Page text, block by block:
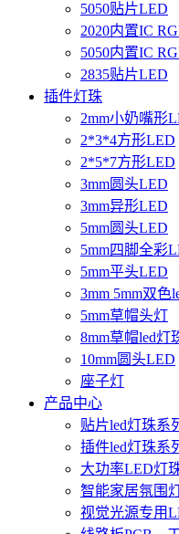
5050贴片LED
2020内置IC
5050内置IC
2835贴片LED
插件灯珠
2mm小奶嘴形
2*3*4方形LED
2*5*7方形LED
3mm圆头LED
3mm异形LED
5mm圆头LED
5mm四脚全彩
5mm平头LED
3mm 5mm双色
5mm草帽头灯
8mm草帽led灯
10mm圆头LED
座子灯
产品中心
贴片led灯珠系
插件led灯珠系
大功率LED灯
智能家居氛围
视觉光源专用